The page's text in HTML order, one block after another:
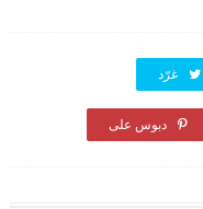
غرّد
دبوس على